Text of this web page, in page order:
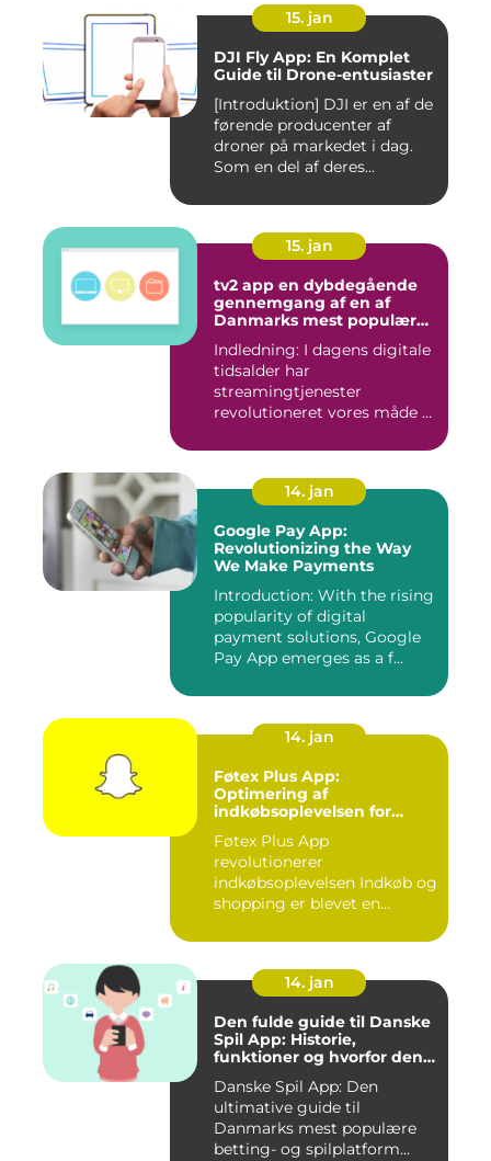
15. jan
DJI Fly App: En Komplet
Guide til Drone-entusiaster
[Introduktion] DJI er en af de
førende producenter af
droner på markedet i dag.
Som en del af deres...
15. jan
tv2 app en dybdegående
gennemgang af en af
Danmarks mest populære
Indledning: I dagens digitale
tidsalder har
streamingtjenester
revolutioneret vores måde at
14. jan
Google Pay App:
Revolutionizing the Way
We Make Payments
Introduction: With the rising
popularity of digital
payment solutions, Google
Pay App emerges as a f...
14. jan
Føtex Plus App:
Optimering af
indkøbsoplevelsen for
Føtex Plus App
revolutionerer
indkøbsoplevelsen Indkøb og
shopping er blevet en
14. jan
Den fulde guide til Danske
Spil App: Historie,
funktioner og hvorfor den
Danske Spil App: Den
ultimative guide til
Danmarks mest populære
betting- og spilplatform